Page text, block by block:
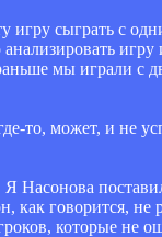
сыграть с
мы играли с
то, может, и не
Насонова
как говорится,
которые не